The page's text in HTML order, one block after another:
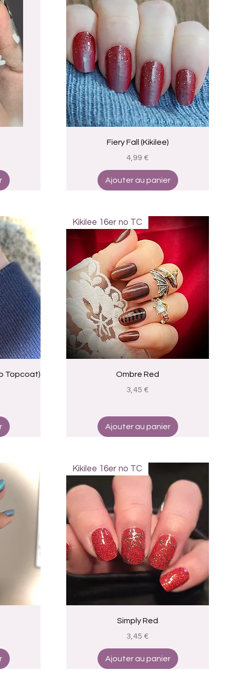
Aperçu rapide
Fiery Fall (Kikilee)
Prix
4,99 €
Ajouter au panier
Topcoat)
Aperçu rapide
Kikilee 16er no TC
Ombre Red
Prix
3,45 €
Ajouter au panier
Aperçu rapide
Kikilee 16er no TC
Simply Red
Prix
3,45 €
Ajouter au panier